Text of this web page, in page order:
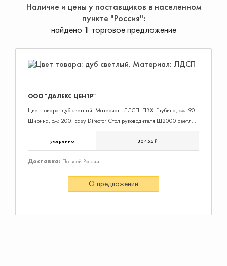
Наличие и цены у поставщиков в населенном
пункте "Россия"
найдено 1 торговое предложение
ООО "ДАЛЕКС ЦЕНТР"
Цвет товара: дуб светлый. Материал: ЛДCП ПВХ. Глубина, см: 90.
Ширина, см: 200. Easy Director Стол руководителя Ш2000 светлый
дуб. Столешница: ЛДСП 54 мм, кромка: ПВХ 2 мм Каркас: ЛДСП
54 мм, кромка: ПВХ 2 мм. В магазине DA-office.ru можете купить
Easy Director Стол руководителя Ш2000 светлый дуб по выгодной
цене и с доставкой по Москве и России.
умеренно 30 455 ₽
Доставка: По всей России
О предложении